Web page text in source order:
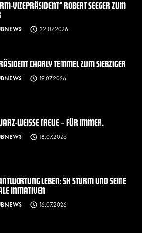
VIZEPRÄSIDENT“ ROBERT SEEGER ZUM
22.07.2026
CHARLY TEMMEL ZUM SIEBZIGER
19.07.2026
WEISSE TREUE – FÜR IMMER.
18.07.2026
LEBEN: SK STURM UND SEINE
INITIATIVEN
16.07.2026